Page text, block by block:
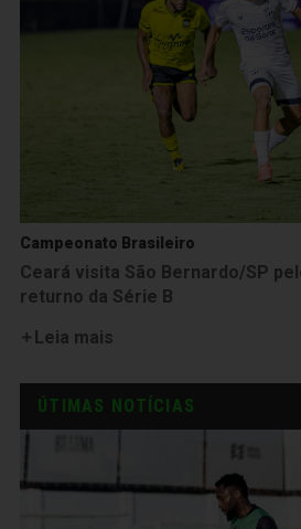
Campeonato Brasileiro
Ceará visita São Bernardo/SP
returno da Série B
Leia mais
ÚTIMAS NOTÍCIAS